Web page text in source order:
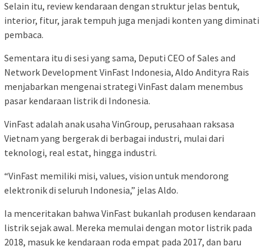
Selain itu, review kendaraan dengan struktur jelas bentuk,
interior, fitur, jarak tempuh juga menjadi konten yang diminati
pembaca.
Sementara itu di sesi yang sama, Deputi CEO of Sales and
Network Development VinFast Indonesia, Aldo Andityra Rais
menjabarkan mengenai strategi VinFast dalam menembus
pasar kendaraan listrik di Indonesia.
VinFast adalah anak usaha VinGroup, perusahaan raksasa
Vietnam yang bergerak di berbagai industri, mulai dari
teknologi, real estat, hingga industri.
“VinFast memiliki misi, values, vision untuk mendorong
elektronik di seluruh Indonesia,” jelas Aldo.
Ia menceritakan bahwa VinFast bukanlah produsen kendaraan
listrik sejak awal. Mereka memulai dengan motor listrik pada
2018, masuk ke kendaraan roda empat pada 2017, dan baru